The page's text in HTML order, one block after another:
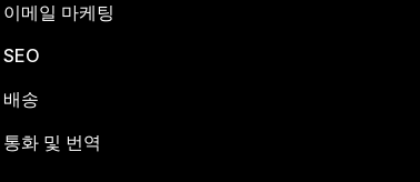
이메일 마케팅
SEO
배송
통화 및 번역